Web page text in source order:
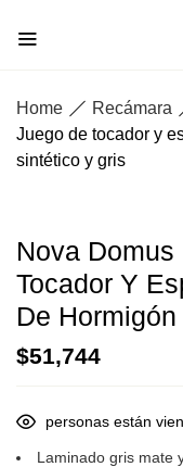
Home Recámara
Juego de tocador y
sintético y gris
Nova
Tocador Y
De
$51,744
personas están
Laminado gris mate